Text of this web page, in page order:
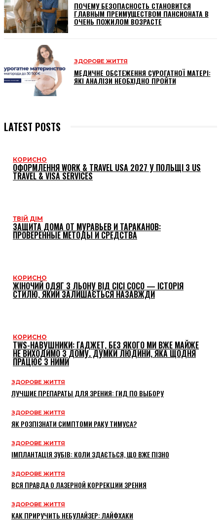
ПОЧЕМУ БЕЗОПАСНОСТЬ СТАНОВИТСЯ
ГЛАВНЫМ ПРЕИМУЩЕСТВОМ ПАНСИОНАТА В
ОЧЕНЬ ПОЖИЛОМ ВОЗРАСТЕ
ЗДОРОВЕ ЖИТТЯ
МЕДИЧНЕ ОБСТЕЖЕННЯ СУРОГАТНОЇ МАТЕРІ:
ЯКІ АНАЛІЗИ НЕОБХІДНО ПРОЙТИ
LATEST POSTS
КОРИСНО
ОФОРМЛЕННЯ WORK & TRAVEL USA 2027 У ПОЛЬЩІ З US
TRAVEL & VISA SERVICES
ТВІЙ ДІМ
ЗАЩИТА ДОМА ОТ МУРАВЬЕВ И ТАРАКАНОВ:
ПРОВЕРЕННЫЕ МЕТОДЫ И СРЕДСТВА
КОРИСНО
ЖІНОЧИЙ ОДЯГ З ЛЬОНУ ВІД CICI COCO — ІСТОРІЯ
СТИЛЮ, ЯКИЙ ЗАЛИШАЄТЬСЯ НАЗАВЖДИ
КОРИСНО
TWS-НАВУШНИКИ: ГАДЖЕТ, БЕЗ ЯКОГО МИ ВЖЕ МАЙЖЕ
НЕ ВИХОДИМО З ДОМУ. ДУМКИ ЛЮДИНИ, ЯКА ЩОДНЯ
ПРАЦЮЄ З НИМИ
ЗДОРОВЕ ЖИТТЯ
ЛУЧШИЕ ПРЕПАРАТЫ ДЛЯ ЗРЕНИЯ: ГИД ПО ВЫБОРУ
ЗДОРОВЕ ЖИТТЯ
ЯК РОЗПІЗНАТИ СИМПТОМИ РАКУ ТИМУСА?
ЗДОРОВЕ ЖИТТЯ
ІМПЛАНТАЦІЯ ЗУБІВ: КОЛИ ЗДАЄТЬСЯ, ЩО ВЖЕ ПІЗНО
ЗДОРОВЕ ЖИТТЯ
ВСЯ ПРАВДА О ЛАЗЕРНОЙ КОРРЕКЦИИ ЗРЕНИЯ
ЗДОРОВЕ ЖИТТЯ
КАК ПРИРУЧИТЬ НЕБУЛАЙЗЕР: ЛАЙФХАКИ